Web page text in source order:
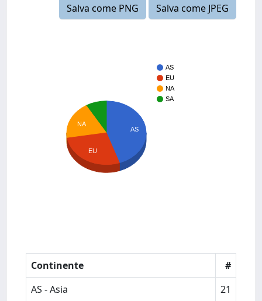
Salva come PNG
Salva come JPEG
AS
EU
NA
SA
AS
NA
EU
Continente
#
AS - Asia
21